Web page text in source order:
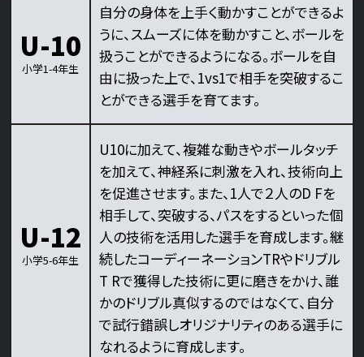
U-10
小学1-4年生
自分の身体を上手く動かすことができるよ
うに、スムーズに体を動かすこと、ボールを
扱うことができるようになる。ボールを自
由に扱った上で、1vs1で相手を突破するこ
とができる選手を育てます。
U-12
小学5-6年生
U10に加えて、複雑な動きやボールタッチ
を加えて、神経系に刺激を入れ、技術向上
を促進させます。また、1人で２人のD Fを
相手して、突破する、パスをするといった個
人の技術を活用した選手を育成します。継
続したコーディーネーションTRやドリブル
T Rで獲得した技術に更に磨きをかけ、誰
かのドリブル真似するのではなくて、自分
で試行錯誤しオリジナリティのある選手に
なれるように育成します。